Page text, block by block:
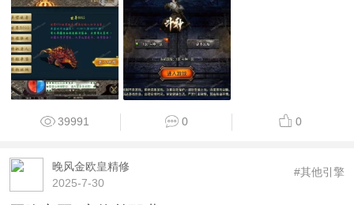
39991 0 0
晚风金欧皇精修
2025-7-30
#其他引擎